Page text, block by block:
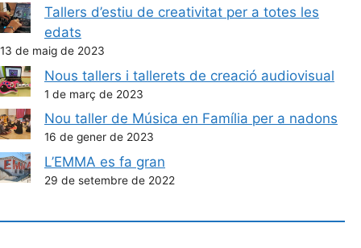
Tallers d’estiu de creativitat per a totes les
edats
13 de maig de 2023
Nous tallers i tallerets de creació audiovisual
1 de març de 2023
Nou taller de Música en Família per a nadons
16 de gener de 2023
L’EMMA es fa gran
29 de setembre de 2022